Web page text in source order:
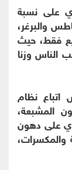
على نسبة
والبرغر،
في غضون 3 أسابيع فقط، حيث
الناس وزنا
نظام
المشبعة،
على دهون
والمكسرات،